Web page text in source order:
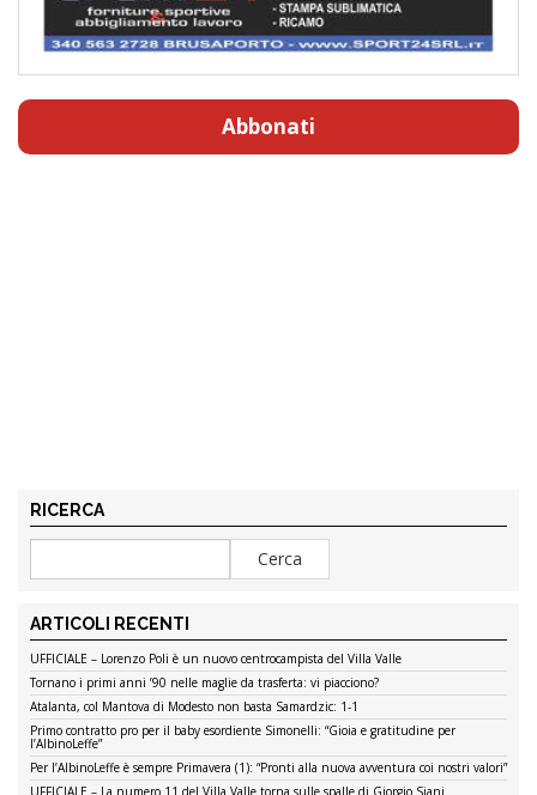
Abbonati
RICERCA
ARTICOLI RECENTI
UFFICIALE – Lorenzo Poli è un nuovo centrocampista del Villa Valle
Tornano i primi anni ’90 nelle maglie da trasferta: vi piacciono?
Atalanta, col Mantova di Modesto non basta Samardzic: 1-1
Primo contratto pro per il baby esordiente Simonelli: “Gioia e gratitudine per
l’AlbinoLeffe”
Per l’AlbinoLeffe è sempre Primavera (1): “Pronti alla nuova avventura coi nostri valori”